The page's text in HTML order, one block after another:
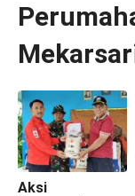
Aksi